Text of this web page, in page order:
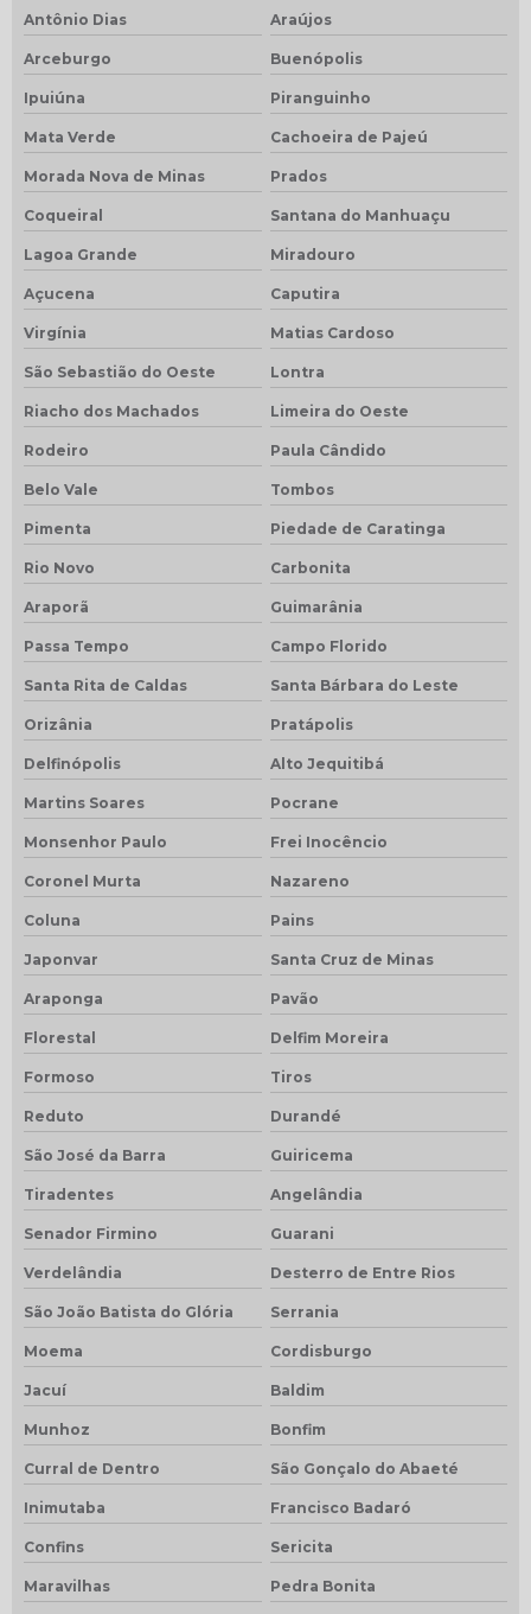
Antônio Dias Araújos
Arceburgo Buenópolis
Ipuiúna Piranguinho
Mata Verde Cachoeira de Pajeú
Morada Nova de Minas Prados
Coqueiral Santana do Manhuaçu
Lagoa Grande Miradouro
Açucena Caputira
Virgínia Matias Cardoso
São Sebastião do Oeste Lontra
Riacho dos Machados Limeira do Oeste
Rodeiro Paula Cândido
Belo Vale Tombos
Pimenta Piedade de Caratinga
Rio Novo Carbonita
Araporã Guimarânia
Passa Tempo Campo Florido
Santa Rita de Caldas Santa Bárbara do Leste
Orizânia Pratápolis
Delfinópolis Alto Jequitibá
Martins Soares Pocrane
Monsenhor Paulo Frei Inocêncio
Coronel Murta Nazareno
Coluna Pains
Japonvar Santa Cruz de Minas
Araponga Pavão
Florestal Delfim Moreira
Formoso Tiros
Reduto Durandé
São José da Barra Guiricema
Tiradentes Angelândia
Senador Firmino Guarani
Verdelândia Desterro de Entre Rios
São João Batista do Glória Serrania
Moema Cordisburgo
Jacuí Baldim
Munhoz Bonfim
Curral de Dentro São Gonçalo do Abaeté
Inimutaba Francisco Badaró
Confins Sericita
Maravilhas Pedra Bonita